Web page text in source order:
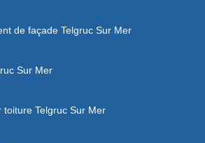
de façade Telgruc Sur Mer
Sur Mer
Telgruc Sur Mer